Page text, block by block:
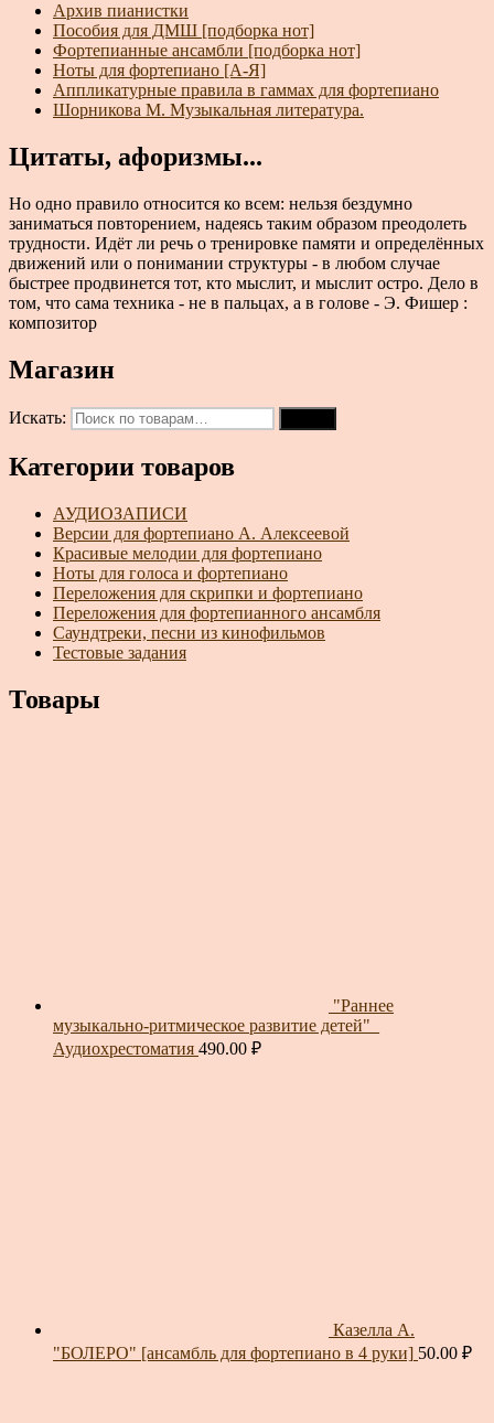
Архив пианистки
Пособия для ДМШ [подборка нот]
Фортепианные ансамбли [подборка нот]
Ноты для фортепиано [А-Я]
Аппликатурные правила в гаммах для фортепиано
Шорникова М. Музыкальная литература.
Цитаты, афоризмы...
Но одно правило относится ко всем: нельзя бездумно
заниматься повторением, надеясь таким образом преодолеть
трудности. Идёт ли речь о тренировке памяти и определённых
движений или о понимании структуры - в любом случае
быстрее продвинется тот, кто мыслит, и мыслит остро. Дело в
том, что сама техника - не в пальцах, а в голове - Э. Фишер :
композитор
Магазин
Искать:
Категории товаров
АУДИОЗАПИСИ
Версии для фортепиано А. Алексеевой
Красивые мелодии для фортепиано
Ноты для голоса и фортепиано
Переложения для скрипки и фортепиано
Переложения для фортепианного ансамбля
Саундтреки, песни из кинофильмов
Тестовые задания
Товары
"Раннее
музыкально-ритмическое развитие детей"_
Аудиохрестоматия 490.00 ₽
Казелла А.
"БОЛЕРО" [ансамбль для фортепиано в 4 руки] 50.00 ₽